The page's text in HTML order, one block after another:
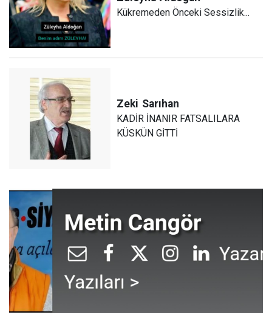
Kükremeden Önceki Sessizlik...
Zeki Sarıhan
KADİR İNANIR FATSALILARA
KÜSKÜN GİTTİ